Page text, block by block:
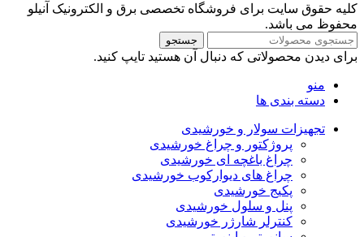
کلیه حقوق سایت برای فروشگاه تخصصی برق و الکترونیک آنیلو
محفوظ می باشد.
جستجو
برای دیدن محصولاتی که دنبال آن هستید تایپ کنید.
منو
دسته بندی ها
تجهیزات سولار و خورشیدی
پروژکتور و چراغ خورشیدی
چراغ باغچه ای خورشیدی
چراغ های دیوارکوب خورشیدی
پکیج خورشیدی
پنل و سلول خورشیدی
کنترلر شارژر خورشیدی